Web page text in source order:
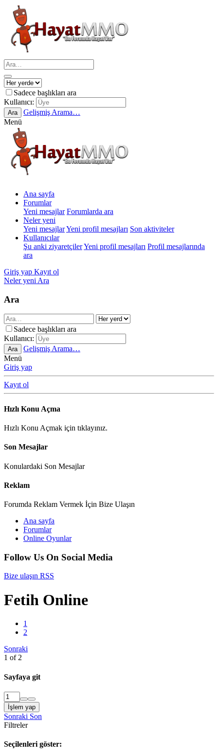
Sadece başlıkları ara
Kullanıcı:
Ara
Gelişmiş Arama…
Menü
Ana sayfa
Forumlar
Yeni mesajlar Forumlarda ara
Neler yeni
Yeni mesajlarYeni profil mesajları Son aktiviteler
Kullanıcılar
Şu anki ziyaretçilerYeni profil mesajları Profil mesajlarında
ara
Giriş yap Kayıt ol
Neler yeni Ara
Ara
Sadece başlıkları ara
Kullanıcı:
Ara
Gelişmiş Arama…
Menü
Giriş yap
Kayıt ol
Hızlı Konu Açma
Hızlı Konu Açmak için tıklayınız.
Son Mesajlar
Konulardaki Son Mesajlar
Reklam
Forumda Reklam Vermek İçin Bize Ulaşın
Ana sayfa
Forumlar
Online Oyunlar
Follow Us On Social Media
Bize ulaşın RSS
Fetih Online
1
2
Sonraki
1 of 2
Sayfaya git
İşlem yap
Sonraki Son
Filtreler
Seçilenleri göster: